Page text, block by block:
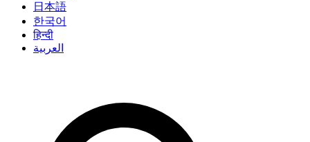
日本語
한국어
हिन्दी
العربية